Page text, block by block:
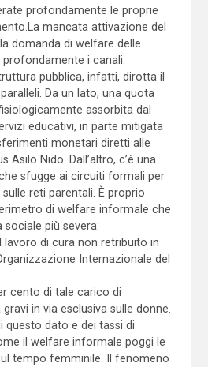
profondamente le proprie
mancata attivazione del
domanda di welfare delle
i canali.
pubblica, infatti, dirotta il
Da un lato, una quota
assorbita dal
educativi, in parte mitigata
monetari diretti alle
Asilo Nido. Dall’altro, c’è una
sfugge ai circuiti formali per
reti parentali. È proprio
di welfare informale che
più severa:
di cura non retribuito in
Internazionale del
cento di tale carico di
in via esclusiva sulle donne.
questo dato e dei tassi di
il welfare informale poggi le
tempo femminile. Il fenomeno